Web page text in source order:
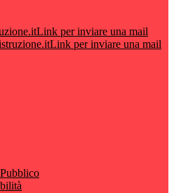
Link per inviare una mail
Link per inviare una mail